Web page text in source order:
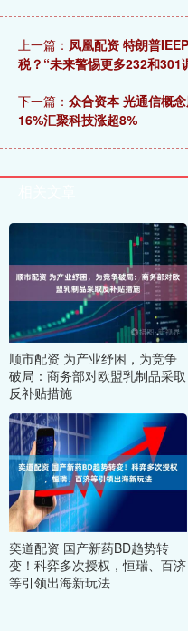
上一篇： 凤凰配资 特朗普
税？“未来警惕更多232和301
下一篇： 众合资本 光通信概
16%汇聚科技涨超8%
顺市配资 为产业纾困，为竞争
破局：商务部对欧盟乳制品采取
反补贴措施
奕道配资 国产新药BD趋势转
变！科弈多次授权，恒瑞、百济
等引领出海新玩法